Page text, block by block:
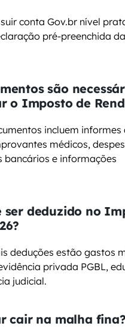
conta Gov.br nível
pré-preenchida
são
o Imposto de
incluem informes
médicos,
bancários e informações
ser deduzido no
deduções estão gastos
privada PGBL,
judicial.
cair na malha fina?